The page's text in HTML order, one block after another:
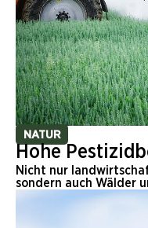
NATUR
Hohe
Nicht nur
sondern auch Wälder